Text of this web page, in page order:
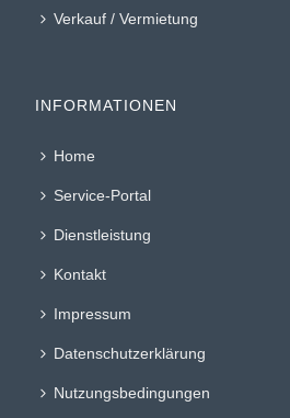
Verkauf / Vermietung
INFORMATIONEN
Home
Service-Portal
Dienstleistung
Kontakt
Impressum
Datenschutzerklärung
Nutzungsbedingungen